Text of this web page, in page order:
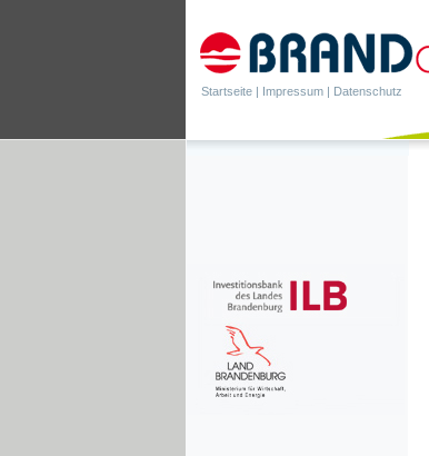
Startseite | Impressum | Datenschutz